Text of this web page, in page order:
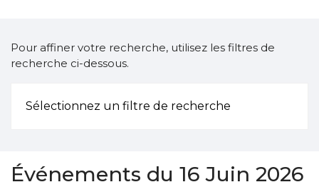
Pour affiner votre recherche, utilisez les filtres de
recherche ci-dessous.
Sélectionnez un filtre de recherche
Événements du 16 Juin 2026